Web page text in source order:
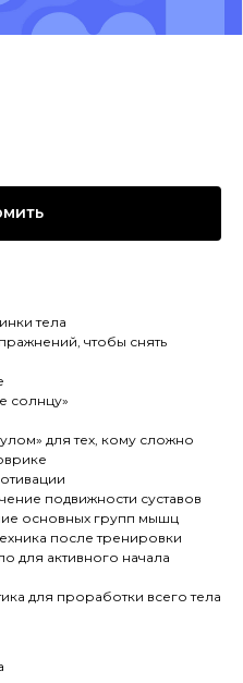
тела
чтобы снять
солнцу»
для тех, кому сложно
подвижности суставов
основных групп мышц
после тренировки
для активного начала
для проработки всего тела